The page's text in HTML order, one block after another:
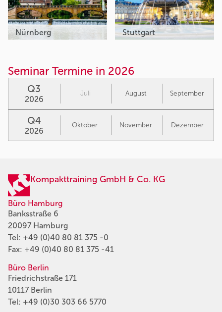
Nürnberg Stuttgart
Seminar Termine in 2026
Q3
2026
Juli August September
Q4
2026
Oktober November Dezember
Kompakttraining GmbH & Co. KG
Büro Hamburg
Banksstraße 6
20097 Hamburg
Tel: +49 (0)40 80 81 375 -0
Fax: +49 (0)40 80 81 375 -41
Büro Berlin
Friedrichstraße 171
10117 Berlin
Tel: +49 (0)30 303 66 5770